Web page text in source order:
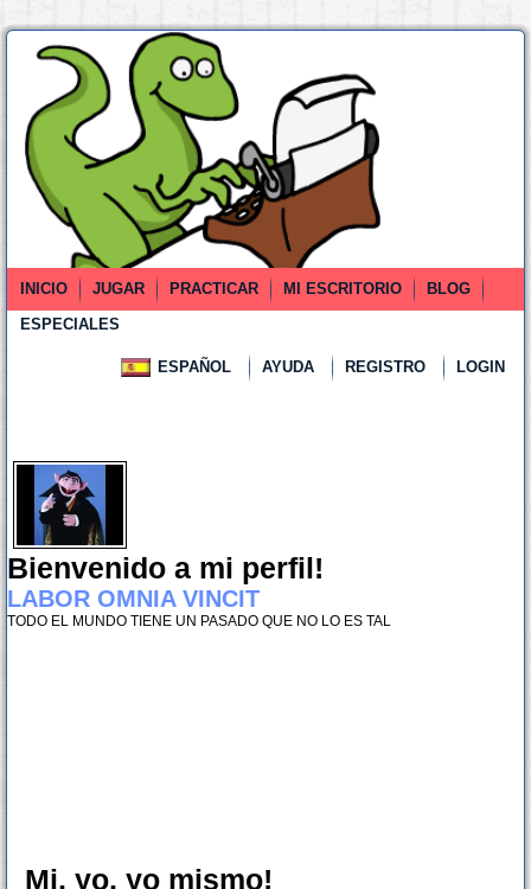
INICIO JUGAR PRACTICAR MI ESCRITORIO
BLOG
ESPECIALES
ESPAÑOL AYUDA REGISTRO LOGIN
Bienvenido a mi perfil!
LABOR OMNIA VINCIT
TODO EL MUNDO TIENE UN PASADO QUE NO LO ES TAL
Mi, yo, yo mismo!